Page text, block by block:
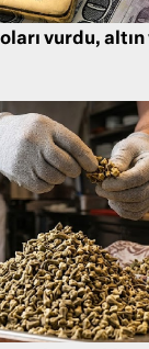
vurdu,